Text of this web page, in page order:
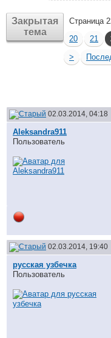
Закрытая
тема
Страница
20
21
>
02.03.2014, 04:18
Aleksandra911
Пользователь
02.03.2014, 19:40
русская узбечка
Пользователь